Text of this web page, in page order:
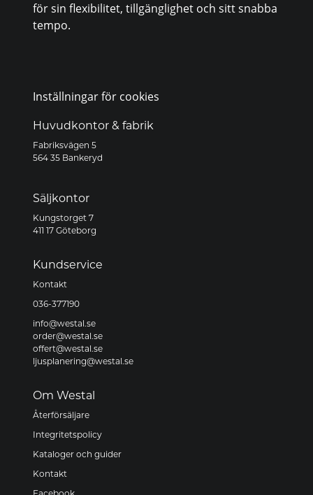
för sin flexibilitet, tillgänglighet och sitt snabba
tempo.
Inställningar för cookies
Huvudkontor & fabrik
Fabriksvägen 5
564 35 Bankeryd
Säljkontor
Kungstorget 7
411 17 Göteborg
Kundservice
Kontakt
036-377190
info@westal.se
order@westal.se
offert@westal.se
ljusplanering@westal.se
Om Westal
Återförsäljare
Integritetspolicy
Kataloger och guider
Kontakt